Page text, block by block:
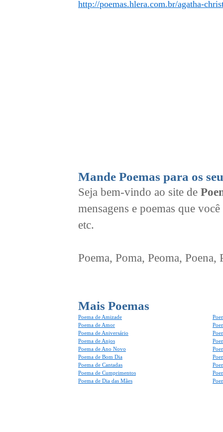
http://poemas.hlera.com.br/agatha-
Mande Poemas para os
Seja bem-vindo ao site de
mensagens e poemas que
etc.
Poema, Poma, Peoma,
Mais Poemas
Poema de Amizade
Poema de Amor
Poema de Aniversário
Poema de Anjos
Poema de Ano Novo
Poema de Bom Dia
Poema de Cantadas
Poema de Cumprimentos
Poema de Dia das Mães